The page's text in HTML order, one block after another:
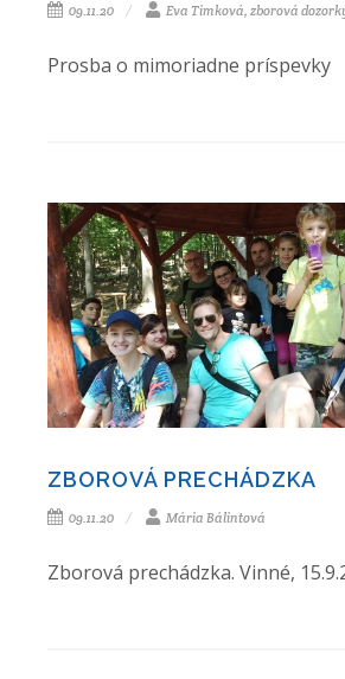
09.11.20 Eva Timková, zborová
Prosba o mimoriadne príspevky
ZBOROVÁ PRECHÁDZKA
09.11.20 Mária Bálintová
Zborová prechádzka. Vinné,